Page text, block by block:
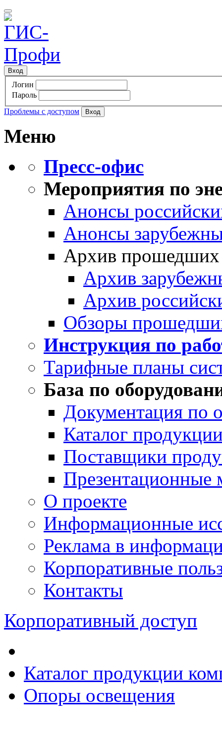
Вход
Логин
Пароль
Проблемы с доступом
Меню
Пресс-офис
Мероприятия по
Анонсы
Анонсы
Архив прошедших
Архив
Архив
Обзоры
Инструкция по
Тарифные планы
База по
Документация по
Каталог
Поставщики
Презентационные
О проекте
Информационные
Реклама в
Корпоративные
Контакты
Корпоративный доступ
Каталог продукции
Опоры освещения